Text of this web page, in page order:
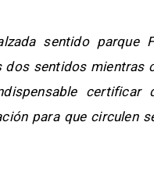
sentido parque
sentidos mientras
para que circulen